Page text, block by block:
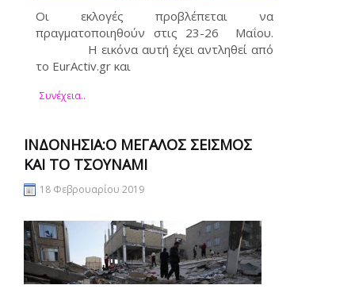
Οι εκλογές προβλέπεται να
πραγματοποιηθούν στις 23-26 Μαΐου.
Η εικόνα αυτή έχει αντληθεί από
το EurActiv.gr και
Συνέχεια..
ΙΝΔΟΝΗΣΊΑ:Ο ΜΕΓΆΛΟΣ ΣΕΙΣΜΌΣ
ΚΑΙ ΤΟ ΤΣΟΥΝΆΜΙ
18 Φεβρουαρίου 2019